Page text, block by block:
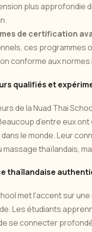
plus approfondie
de certification
ces programmes
conforme aux
qualifiés et
de la Nuad Thai
d’entre eux
le monde. Leur
massage thaïlandais,
thaïlandaise
met l'accent sur
Les étudiants
se connecter